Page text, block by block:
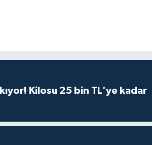
Kilosu 25 bin TL'ye kadar